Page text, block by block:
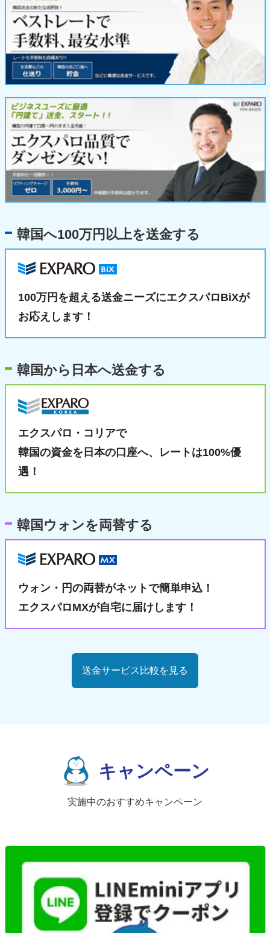
韓国へ100万円以上を送金する
100万円を超える送金ニーズにエクスパロBiXが
お応えします！
韓国から日本へ送金する
エクスパロ・コリアで
韓国の資金を日本の口座へ、
レートは100%優
遇！
韓国ウォンを両替する
ウォン・円の両替がネットで簡単申込！
エクスパロMXが自宅に届けします！
送金サービス比較を見る
キャンペーン
実施中のおすすめキャンペーン